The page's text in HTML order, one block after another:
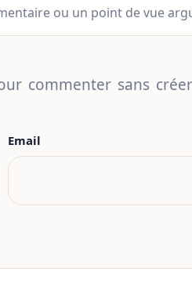
ou un point de vue
commenter sans
Email